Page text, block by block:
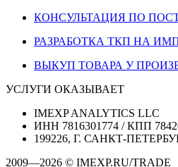
КОНСУЛЬТАЦИЯ ПО
РАЗРАБОТКА ТКП НА
ВЫКУП ТОВАРА У
УСЛУГИ ОКАЗЫВАЕТ
IMEXP ANALYTICS LLC
ИНН 7816301774 / КПП
199226, Г. САНКТ-
2009—2026 © IMEXP.RU/TRADE